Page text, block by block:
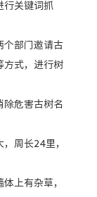
关键词抓
部门邀请古
方式，进行树
危害古树名
周长24里，
上有杂草，